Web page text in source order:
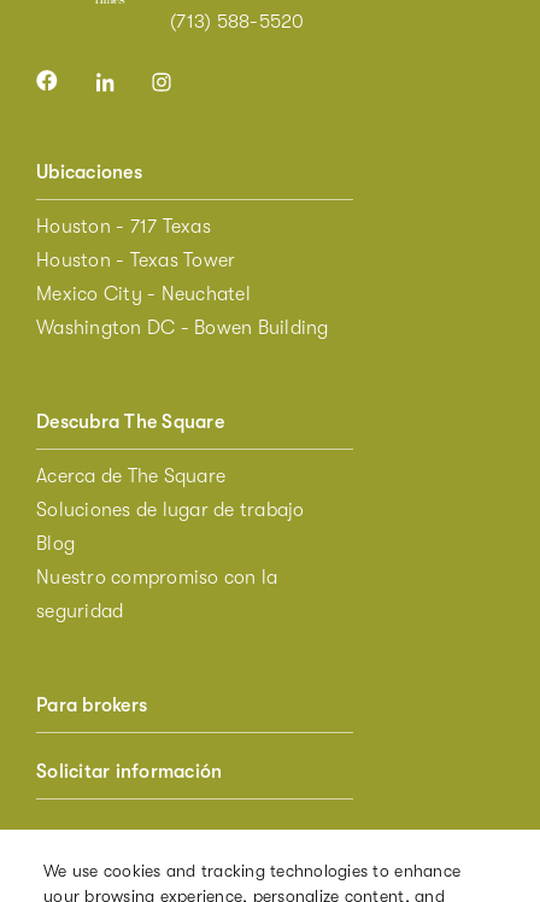
We use cookies and tracking technologies to enhance
your browsing experience, personalize content, and
(713) 588-5520
Ubicaciones
Houston - 717 Texas
Houston - Texas Tower
Mexico City - Neuchatel
Washington DC - Bowen Building
Descubra The Square
Acerca de The Square
Soluciones de lugar de trabajo
Blog
Nuestro compromiso con la
seguridad
Para brokers
Solicitar información